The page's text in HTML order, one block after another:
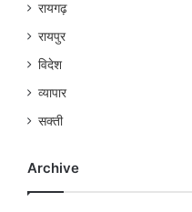
रायगढ़
रायपुर
विदेश
व्यापार
सक्ती
Archive